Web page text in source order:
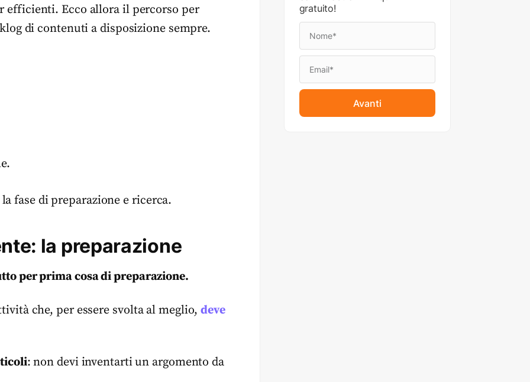
efficienti. Ecco allora il percorso per
di contenuti a disposizione sempre.
fase di preparazione e ricerca.
la preparazione
per prima cosa di preparazione.
che, per essere svolta al meglio,deve
: non devi inventarti un argomento da
gratuito!
Avanti